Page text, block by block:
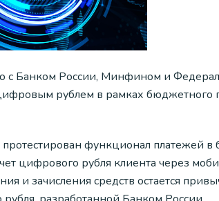
с Банком России, Минфином и
рублем в рамках бюджетного
функционал платежей
цифрового рубля клиента через
и зачисления средств остается